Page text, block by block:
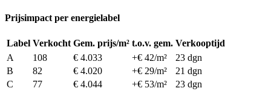
Prijsimpact per energielabel
Label Verkocht Gem. prijs/m² t.o.v. gem. Verkooptijd
A
108 € 4.033 +€ 42/m²
23 dgn
B
82 € 4.020 +€ 29/m²
21 dgn
C
77 € 4.044 +€ 53/m²
23 dgn